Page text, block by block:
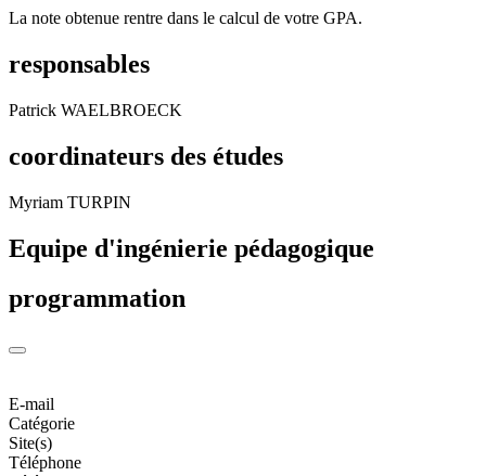
La note obtenue rentre dans le calcul de votre GPA.
responsables
Patrick WAELBROECK
coordinateurs des études
Myriam TURPIN
Equipe d'ingénierie pédagogique
programmation
E-mail
Catégorie
Site(s)
Téléphone